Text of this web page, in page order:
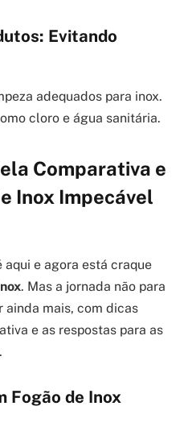
Evitando
adequados para inox.
cloro e água sanitária.
Comparativa e
Inox Impecável
aqui e agora está craque
. Mas a jornada não para
ainda mais, com dicas
e as respostas para as
Fogão de Inox